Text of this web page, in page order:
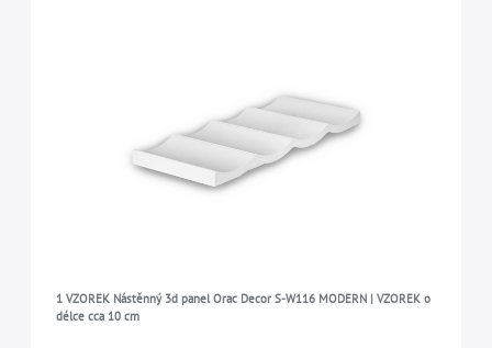
1 VZOREK Nástěnný 3d panel Orac Decor S-W116 MODERN | VZOREK o
délce cca 10 cm